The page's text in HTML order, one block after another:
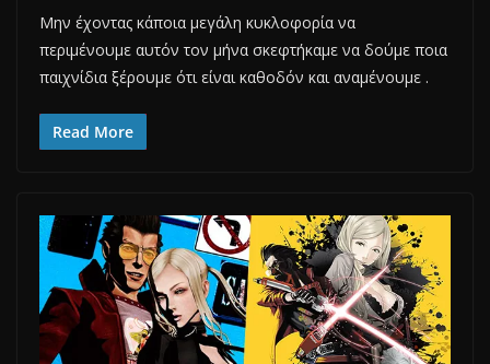
Μην έχοντας κάποια μεγάλη κυκλοφορία να
περιμένουμε αυτόν τον μήνα σκεφτήκαμε να δούμε ποια
παιχνίδια ξέρουμε ότι είναι καθοδόν και αναμένουμε .
Read More